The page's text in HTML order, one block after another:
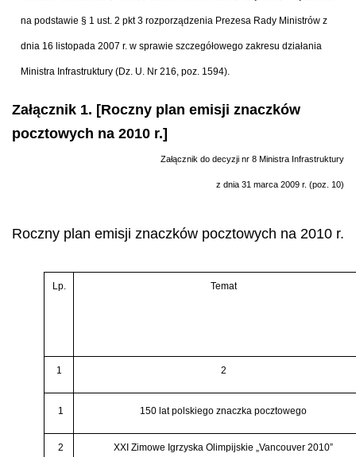
na podstawie § 1 ust. 2 pkt 3 rozporządzenia Prezesa Rady Ministrów z
dnia 16 listopada 2007 r. w sprawie szczegółowego zakresu działania
Ministra Infrastruktury (Dz. U. Nr 216, poz. 1594).
Załącznik 1. [Roczny plan emisji znaczków
pocztowych na 2010 r.]
Załącznik do decyzji nr 8 Ministra Infrastruktury
z dnia 31 marca 2009 r. (poz. 10)
Roczny plan emisji znaczków pocztowych na 2010 r.
Lp. Temat
1 2
1 150 lat polskiego znaczka pocztowego
2 XXI Zimowe Igrzyska Olimpijskie „Vancouver 2010”